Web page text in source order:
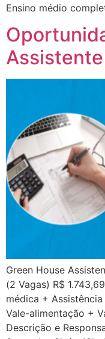
Ensino médio
Green House
(2 Vagas) R$
médica +
Vale-alimentação +
Descrição e